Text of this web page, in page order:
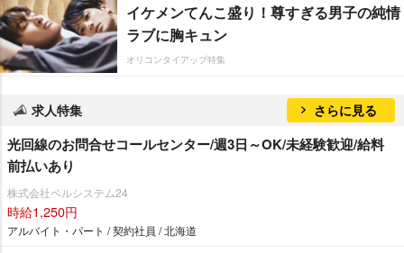
イケメンてんこ盛り！尊すぎる男子の純情
ラブに胸キュン
オリコンタイアップ特集
求人特集 さらに見る
光回線のお問合せコールセンター/週3日～OK/未経験歓迎/給料
前払いあり
株式会社ベルシステム24
時給1,250円
アルバイト・パート / 契約社員 / 北海道